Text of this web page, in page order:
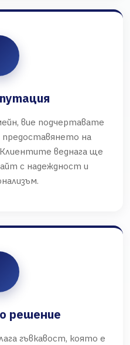
вие подчертавате
предоставянето на
веднага ще
с надеждност и
решение
гъвкавост, която е